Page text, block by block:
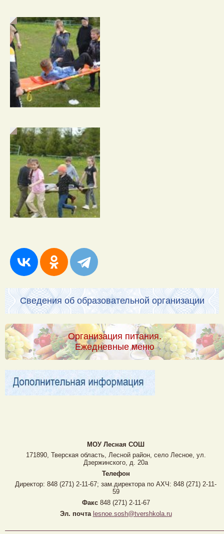
Сведения об образовательной организации
Организация питания.
Ежедневные меню
МОУ Лесная CОШ
171890, Тверская область, Лесной район, село Лесное, ул.
Дзержинского, д. 20а
Телефон
Директор: 848 (271) 2-11-67; зам.директора по АХЧ: 848 (271) 2-11-
59
Факс848 (271) 2-11-67
Эл. почта lesnoe.sosh@tvershkola.ru